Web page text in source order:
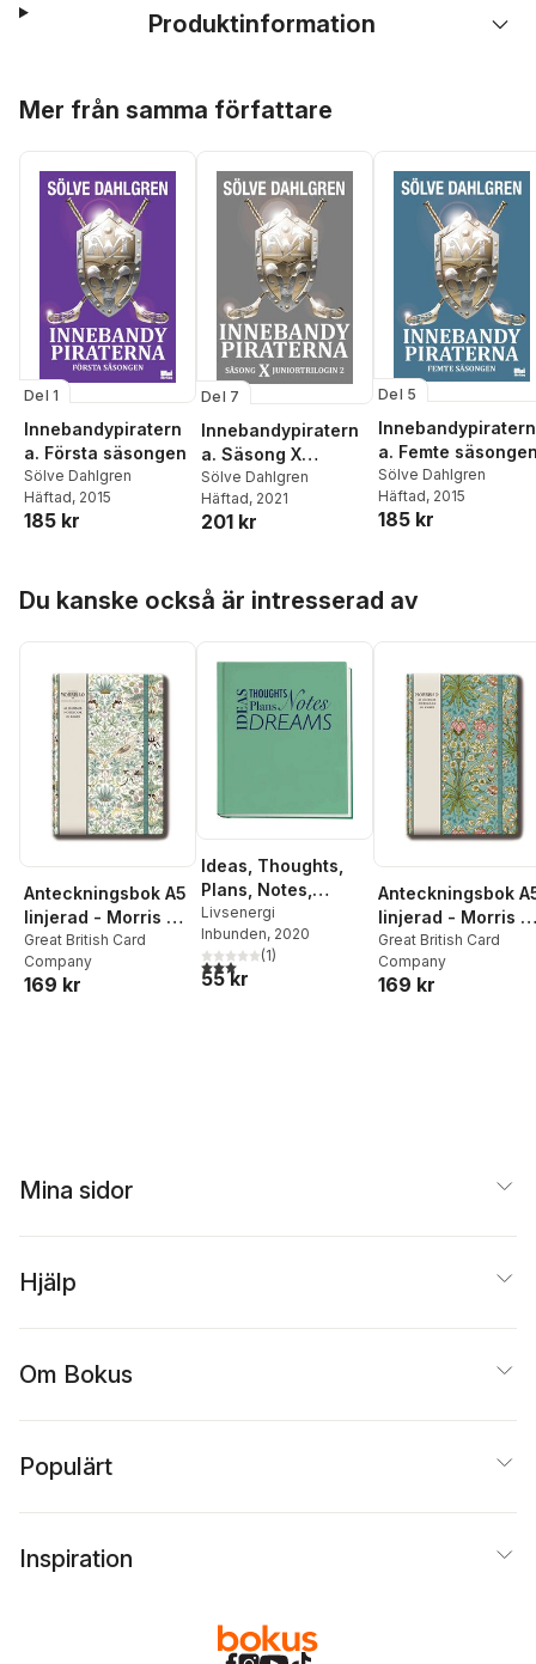
Produktinformation
Mer från samma författare
Del 1
Innebandypiratern
a. Första säsongen
Sölve Dahlgren
Häftad, 2015
185 kr
Del 7
Innebandypiratern
a. Säsong X
Juniortrilogin 2
Sölve Dahlgren
Häftad, 2021
201 kr
Del 5
Innebandypiratern
a. Femte
Sölve Dahlgren
Häftad, 2015
185 kr
Du kanske också är intresserad av
Anteckningsbok A5
linjerad - Morris &
Co : Strawberry
Thief Spring
Great British Card
Company
169 kr
Ideas, Thoughts,
Plans, Notes,
Dreams :
Anteckningsbok
Livsenergi
Inbunden, 2020
3,0utav 5 stjärnor. Totalt antal röster:
(1)
55 kr
Anteckningsbok
linjerad - Morris &
Co : Golden Lily
Green
Great British Card
Company
169 kr
Mina sidor
Hjälp
Om Bokus
Populärt
Inspiration